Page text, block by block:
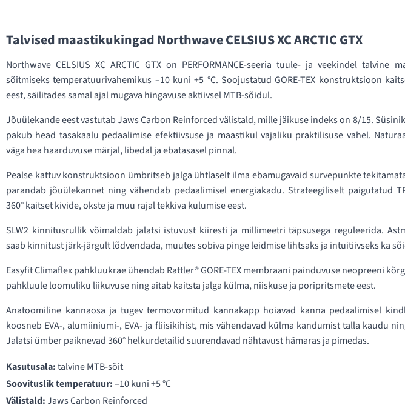
Talvised maastikukingad Northwave CELSIUS XC ARCTIC GTX
Northwave CELSIUS XC ARCTIC GTX on PERFORMANCE-seeria tuule- ja veekindel talvine
sõitmiseks temperatuurivahemikus –10 kuni +5 °C. Soojustatud GORE-TEX konstruktsioon
eest, säilitades samal ajal mugava hingavuse aktiivsel MTB-sõidul.
Jõuülekande eest vastutab Jaws Carbon Reinforced välistald, mille jäikuse indeks on 8/15.
pakub head tasakaalu pedaalimise efektiivsuse ja maastikul vajaliku praktilisuse vahel.
väga hea haarduvuse märjal, libedal ja ebatasasel pinnal.
Pealse kattuv konstruktsioon ümbritseb jalga ühtlaselt ilma ebamugavaid survepunkte
parandab jõuülekannet ning vähendab pedaalimisel energiakadu. Strateegiliselt paigutatud
360° kaitset kivide, okste ja muu rajal tekkiva kulumise eest.
SLW2 kinnitusrullik võimaldab jalatsi istuvust kiiresti ja millimeetri täpsusega reguleerida.
saab kinnitust järk-järgult lõdvendada, muutes sobiva pinge leidmise lihtsaks ja intuitiivseks ka
Easyfit Climaflex pahkluukrae ühendab Rattler® GORE-TEX membraani painduvuse neopreeni
pahkluule loomuliku liikuvuse ning aitab kaitsta jalga külma, niiskuse ja poripritsmete eest.
Anatoomiline kannaosa ja tugev termovormitud kannakapp hoiavad kanna pedaalimisel
koosneb EVA-, alumiiniumi-, EVA- ja fliisikihist, mis vähendavad külma kandumist talla kaudu
Jalatsi ümber paiknevad 360° helkurdetailid suurendavad nähtavust hämaras ja pimedas.
Kasutusala:talvine MTB-sõit
Soovituslik temperatuur:–10 kuni +5 °C
Välistald:Jaws Carbon Reinforced